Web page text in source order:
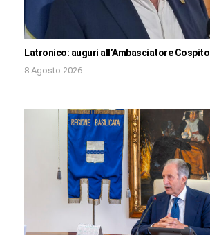
Latronico: auguri all’Ambasciatore Cospito
8 Agosto 2026